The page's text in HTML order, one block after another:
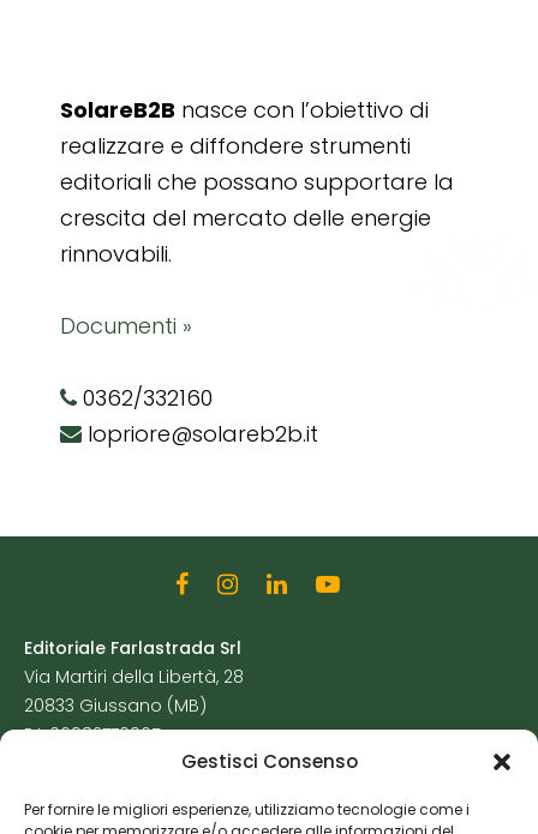
Gestisci Consenso
Per fornire le migliori esperienze, utilizziamo tecnologie come i
SolareB2B nasce con l’obiettivo di
realizzare e diffondere strumenti
editoriali che possano supportare la
crescita del mercato delle energie
rinnovabili.
Documenti »
0362/332160
lopriore@solareb2b.it
Editoriale Farlastrada Srl
Via Martiri della Libertà, 28
20833 Giussano (MB)
P.I. 06982770965
Cookie Policy